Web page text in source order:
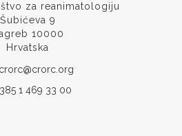
za reanimatologiju
Šubićeva 9
10000
Hrvatska
crorc@crorc.org
1 469 33 00